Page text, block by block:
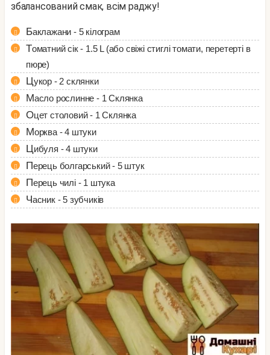
збалансований смак, всім раджу!
Баклажани - 5 кілограм
Томатний сік - 1.5 L (або свіжі стиглі томати, перетерті в
пюре)
Цукор - 2 склянки
Масло рослинне - 1 Склянка
Оцет столовий - 1 Склянка
Морква - 4 штуки
Цибуля - 4 штуки
Перець болгарський - 5 штук
Перець чилі - 1 штука
Часник - 5 зубчиків